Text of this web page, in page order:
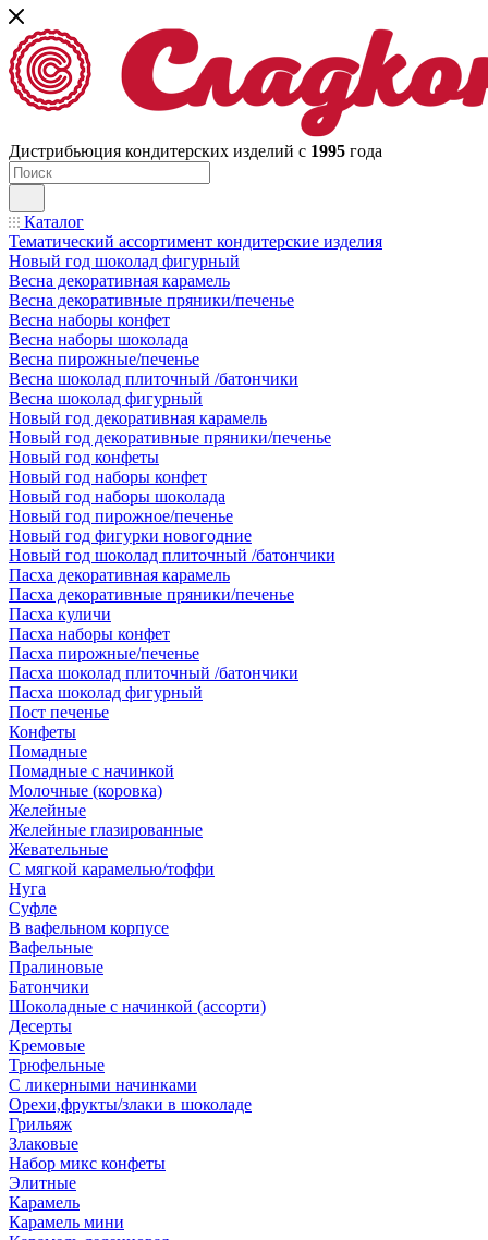
Дистрибьюция кондитерских изделий с 1995 года
Каталог
Тематический ассортимент кондитерские изделия
Новый год шоколад фигурный
Весна декоративная карамель
Весна декоративные пряники/печенье
Весна наборы конфет
Весна наборы шоколада
Весна пирожные/печенье
Весна шоколад плиточный /батончики
Весна шоколад фигурный
Новый год декоративная карамель
Новый год декоративные пряники/печенье
Новый год конфеты
Новый год наборы конфет
Новый год наборы шоколада
Новый год пирожное/печенье
Новый год фигурки новогодние
Новый год шоколад плиточный /батончики
Пасха декоративная карамель
Пасха декоративные пряники/печенье
Пасха куличи
Пасха наборы конфет
Пасха пирожные/печенье
Пасха шоколад плиточный /батончики
Пасха шоколад фигурный
Пост печенье
Конфеты
Помадные
Помадные с начинкой
Молочные (коровка)
Желейные
Желейные глазированные
Жевательные
С мягкой карамелью/тоффи
Нуга
Суфле
В вафельном корпусе
Вафельные
Пралиновые
Батончики
Шоколадные с начинкой (ассорти)
Десерты
Кремовые
Трюфельные
С ликерными начинками
Орехи,фрукты/злаки в шоколаде
Грильяж
Злаковые
Набор микс конфеты
Элитные
Карамель
Карамель мини